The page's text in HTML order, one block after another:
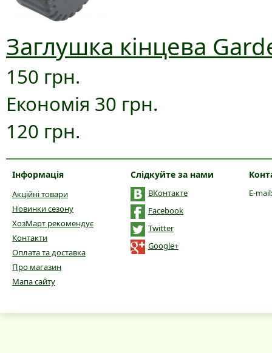
Заглушка кінцева
150 грн.
Економія 30 грн.
120 грн.
Інформація
Акційні товари
Новинки сезону
ХозМарт рекомендує
Контакти
Оплата та доставка
Про магазин
Мапа сайту
Слідкуйте за нами
ВКонтакте
Facebook
Twitter
Google+
E-